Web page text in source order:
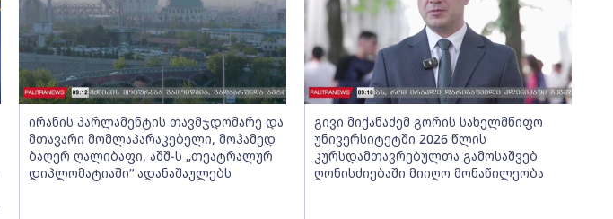
ირანის პარლამენტის თავმჯდომარე და
მთავარი მომლაპარაკებელი, მოჰამედ
ბაღერ ღალიბაფი, აშშ-ს „თეატრალურ
დიპლომატიაში“ ადანაშაულებს
გივი მიქანაძემ გორის სახელმწიფო
უნივერსიტეტში 2026 წლის
კურსდამთავრებულთა გამოსაშვებ
ღონისძიებაში მიიღო მონაწილეობა